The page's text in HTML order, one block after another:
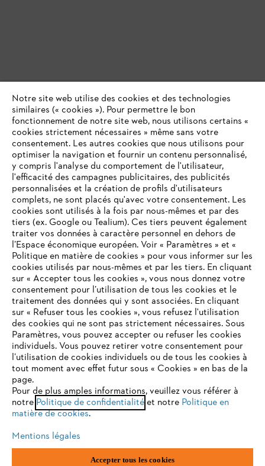
VOTRE NAVIGATEUR INTERNET
N'EST PLUS PRIS EN CHARGE
Vous utilisez un navigateur Internet que nous ne prenons plus
en charge, et certaines fonctionnalités de notre site ne
peuvent fonctionner correctement. Pour une utilisation
optimale de notre site, nous vous recommandons de passer à
l'un des navigateurs suivants :
firefox chrome
Notre site web utilise des cookies et des technologies
similaires (« cookies »). Pour permettre le bon
fonctionnement de notre site web, nous utilisons certains «
cookies strictement nécessaires » même sans votre
consentement. Les autres cookies que nous utilisons pour
optimiser la navigation et fournir un contenu personnalisé,
y compris l'analyse du comportement de l'utilisateur,
l'efficacité des campagnes publicitaires, des publicités
personnalisées et la création de profils d'utilisateurs
complets, ne sont placés qu'avec votre consentement. Les
cookies sont utilisés à la fois par nous-mêmes et par des
tiers (ex. Google ou Tealium). Ces tiers peuvent également
traiter vos données à caractère personnel en dehors de
l’Espace économique européen. Voir « Paramètres » et «
Politique en matière de cookies » pour vous informer sur les
cookies utilisés par nous-mêmes et par les tiers. En cliquant
sur « Accepter tous les cookies », vous nous donnez votre
consentement pour l’utilisation de tous les cookies et le
traitement des données qui y sont associées. En cliquant
sur « Refuser tous les cookies », vous refusez l'utilisation
des cookies qui ne sont pas strictement nécessaires. Sous
Paramètres, vous pouvez accepter ou refuser les cookies
individuels. Vous pouvez retirer votre consentement pour
l’utilisation de cookies individuels ou de tous les cookies à
tout moment avec effet futur sous « Cookies » en bas de la
page.
Pour de plus amples informations, veuillez vous référer à
notre Politique de confidentialitéet notre Politique en
matière de cookies.
Mentions légales
Accepter tous les cookies